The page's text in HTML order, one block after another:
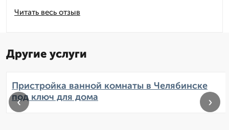
Читать весь отзыв
Другие услуги
Пристройка ванной комнаты в Челябинске
под ключ для дома
‹ ›